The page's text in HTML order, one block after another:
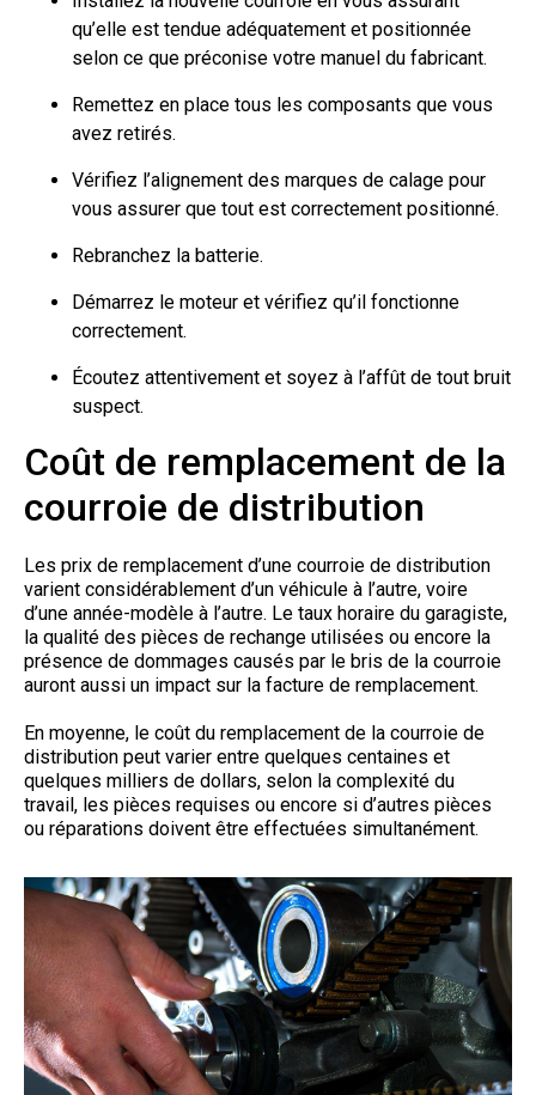
qu’elle est tendue adéquatement et positionnée
selon ce que préconise votre manuel du fabricant.
Remettez en place tous les composants que vous
avez retirés.
Vérifiez l’alignement des marques de calage pour
vous assurer que tout est correctement positionné.
Rebranchez la batterie.
Démarrez le moteur et vérifiez qu’il fonctionne
correctement.
Écoutez attentivement et soyez à l’affût de tout bruit
suspect.
Coût de remplacement de la
courroie de distribution
Les prix de remplacement d’une courroie de distribution
varient considérablement d’un véhicule à l’autre, voire
d’une année-modèle à l’autre. Le taux horaire du garagiste,
la qualité des pièces de rechange utilisées ou encore la
présence de dommages causés par le bris de la courroie
auront aussi un impact sur la facture de remplacement.
En moyenne, le coût du remplacement de la courroie de
distribution peut varier entre quelques centaines et
quelques milliers de dollars, selon la complexité du
travail, les pièces requises ou encore si d’autres pièces
ou réparations doivent être effectuées simultanément.